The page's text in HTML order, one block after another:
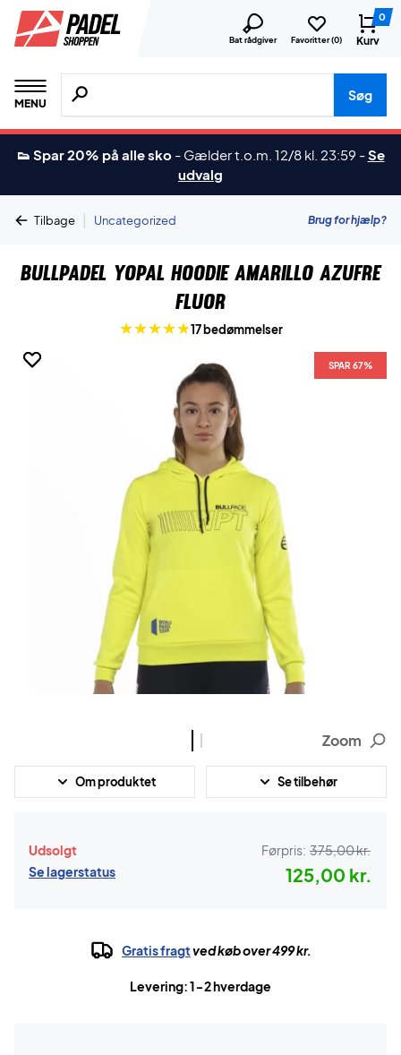
Bat rådgiver Favoritter (0)
0
Kurv
MENU
Søg efter produkter, mærker etc.
Søg
👟 Spar 20% på alle sko - Gælder t.o.m. 12/8 kl. 23:59 -Se
udvalg
Tilbage | Uncategorized Brug for hjælp?
Bullpadel Yopal Hoodie Amarillo Azufre
Fluor
17 bedømmelser
SPAR 67%
SPAR 67%
Zoom
Om produktet Se tilbehør
Udsolgt
Se lagerstatus
Førpris: 375,00 kr.
125,00 kr.
Gratis fragtved køb over 499 kr.
Levering: 1-2 hverdage